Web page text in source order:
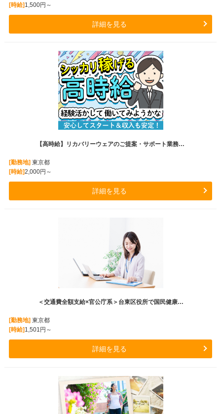
[時給] 1,500円～
詳細を見る
【高時給】リカバリーウェアのご提案・サポート業務…
[勤務地] 東京都
[時給]2,000円～
詳細を見る
＜交通費全額支給×官公庁系＞台東区役所で国民健康…
[勤務地] 東京都
[時給] 1,501円～
詳細を見る